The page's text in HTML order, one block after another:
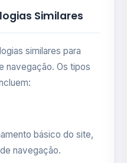
Similares
similares para
navegação. Os tipos
básico do site,
navegação.